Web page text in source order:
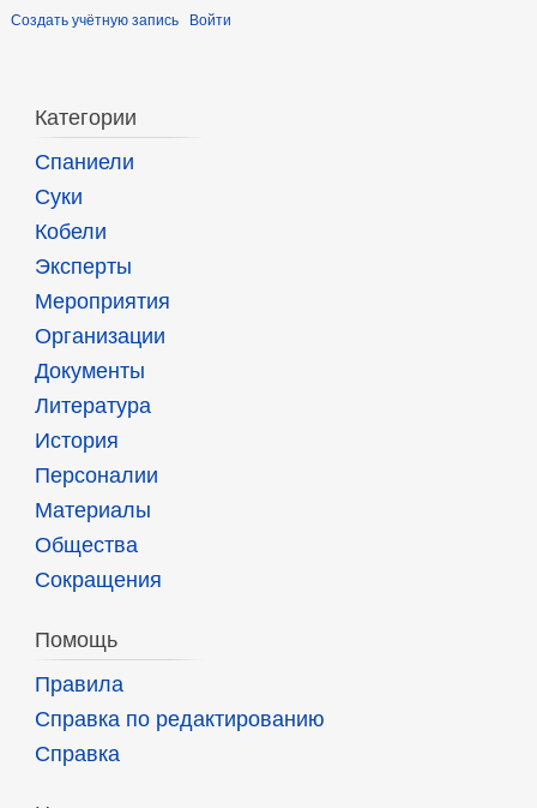
Создать учётную запись Войти
Категории
Спаниели
Суки
Кобели
Эксперты
Мероприятия
Организации
Документы
Литература
История
Персоналии
Материалы
Общества
Сокращения
Помощь
Правила
Справка по редактированию
Справка